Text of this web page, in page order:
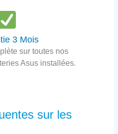
3 Mois
sur toutes nos
Asus installées.
sur les